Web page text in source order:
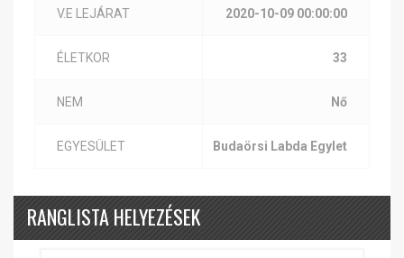
V.E LEJÁRAT 2020-10-09 00:00:00
ÉLETKOR 33
NEM Nő
EGYESÜLET Budaörsi Labda Egylet
RANGLISTA HELYEZÉSEK